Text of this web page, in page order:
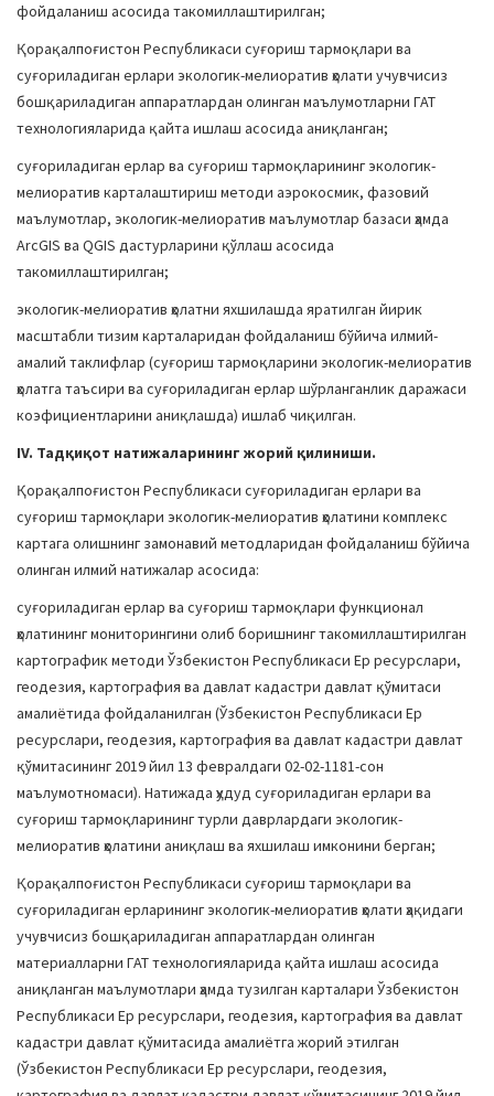
фойдаланиш асосида такомиллаштирилган;
Қорақалпоғистон Республикаси суғориш тармоқлари ва
суғориладиган ерлари экологик-мелиоратив ҳолати учувчисиз
бошқариладиган аппаратлардан олинган маълумотларни ГАТ
технологияларида қайта ишлаш асосида аниқланган;
суғориладиган ерлар ва суғориш тармоқларининг экологик-
мелиоратив карталаштириш методи аэрокосмик, фазовий
маълумотлар, экологик-мелиоратив маълумотлар базаси ҳамда
ArcGIS ва QGIS дастурларини қўллаш асосида
такомиллаштирилган;
экологик-мелиоратив ҳолатни яхшилашда яратилган йирик
масштабли тизим карталаридан фойдаланиш бўйича илмий-
амалий таклифлар (суғориш тармоқларини экологик-мелиоратив
ҳолатга таъсири ва суғориладиган ерлар шўрланганлик даражаси
коэфициентларини аниқлашда) ишлаб чиқилган.
IV. Тадқиқот натижаларининг жорий қилиниши.
Қорақалпоғистон Республикаси суғориладиган ерлари ва
суғориш тармоқлари экологик-мелиоратив ҳолатини комплекс
картага олишнинг замонавий методларидан фойдаланиш бўйича
олинган илмий натижалар асосида:
суғориладиган ерлар ва суғориш тармоқлари функционал
ҳолатининг мониторингини олиб боришнинг такомиллаштирилган
картографик методи Ўзбекистон Республикаси Ер ресурслари,
геодезия, картография ва давлат кадастри давлат қўмитаси
амалиётида фойдаланилган (Ўзбекистон Республикаси Ер
ресурслари, геодезия, картография ва давлат кадастри давлат
қўмитасининг 2019 йил 13 февралдаги 02-02-1181-сон
маълумотномаси). Натижада ҳудуд суғориладиган ерлари ва
суғориш тармоқларининг турли даврлардаги экологик-
мелиоратив ҳолатини аниқлаш ва яхшилаш имконини берган;
Қорақалпоғистон Республикаси суғориш тармоқлари ва
суғориладиган ерларининг экологик-мелиоратив ҳолати ҳақидаги
учувчисиз бошқариладиган аппаратлардан олинган
материалларни ГАТ технологияларида қайта ишлаш асосида
аниқланган маълумотлари ҳамда тузилган карталари Ўзбекистон
Республикаси Ер ресурслари, геодезия, картография ва давлат
кадастри давлат қўмитасида амалиётга жорий этилган
(Ўзбекистон Республикаси Ер ресурслари, геодезия,